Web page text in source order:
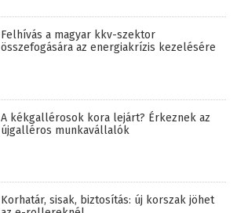
Felhívás a magyar kkv-szektor
összefogására az energiakrízis kezelésére
A kékgallérosok kora lejárt? Érkeznek az
újgalléros munkavállalók
Korhatár, sisak, biztosítás: új korszak jöhet